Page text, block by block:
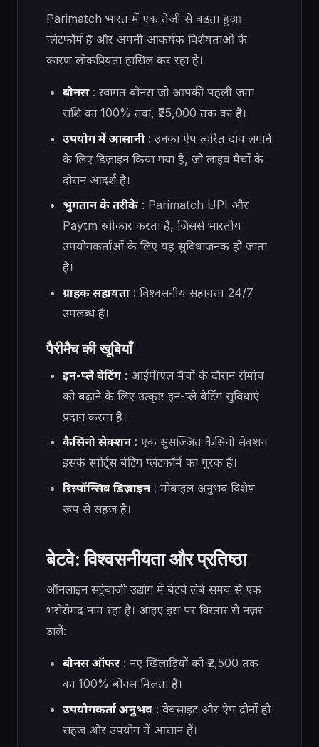
Parimatch भारत में एक तेजी से बढ़ता हुआ
प्लेटफॉर्म है और अपनी आकर्षक विशेषताओं के
कारण लोकप्रियता हासिल कर रहा है।
बोनस: स्वागत बोनस जो आपकी पहली जमा
राशि का 100% तक, ₹25,000 तक का है।
उपयोग में आसानी: उनका ऐप त्वरित दांव लगाने
के लिए डिज़ाइन किया गया है, जो लाइव मैचों के
दौरान आदर्श है।
भुगतान के तरीके: Parimatch UPI और
Paytm स्वीकार करता है, जिससे भारतीय
उपयोगकर्ताओं के लिए यह सुविधाजनक हो जाता
है।
ग्राहक सहायता: विश्वसनीय सहायता 24/7
उपलब्ध है।
पैरीमैच की खूबियाँ
इन-प्ले बेटिंग: आईपीएल मैचों के दौरान रोमांच
को बढ़ाने के लिए उत्कृष्ट इन-प्ले बेटिंग सुविधाएं
प्रदान करता है।
कैसिनो सेक्शन: एक सुसज्जित कैसिनो सेक्शन
इसके स्पोर्ट्स बेटिंग प्लेटफॉर्म का पूरक है।
रिस्पॉन्सिव डिज़ाइन: मोबाइल अनुभव विशेष
रूप से सहज है।
बेटवे: विश्वसनीयता और प्रतिष्ठा
ऑनलाइन सट्टेबाजी उद्योग में बेटवे लंबे समय से एक
भरोसेमंद नाम रहा है। आइए इस पर विस्तार से नज़र
डालें:
बोनस ऑफर: नए खिलाड़ियों को ₹2,500 तक
का 100% बोनस मिलता है।
उपयोगकर्ता अनुभव: वेबसाइट और ऐप दोनों ही
सहज और उपयोग में आसान हैं।